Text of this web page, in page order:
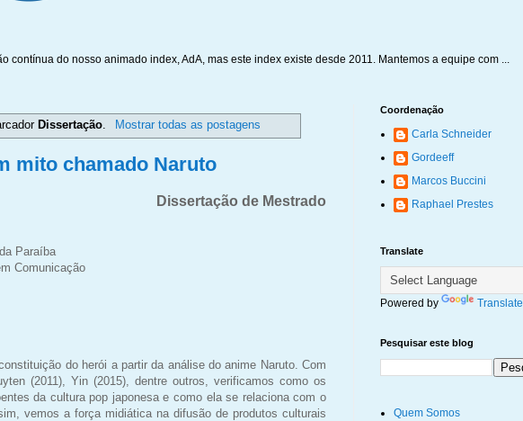
contínua do nosso animado index, AdA, mas este index existe desde 2011. Mantemos a equipe com ...
Dissertação Mostrar todas as postagens
mito chamado Naruto
Dissertação de Mestrado
Paraíba
Comunicação
do herói a partir da análise do anime Naruto. Com
(2011), Yin (2015), dentre outros, verificamos como os
da cultura pop japonesa e como ela se relaciona com o
vemos a força midiática na difusão de produtos culturais
Coordenação
Carla Schneider
Gordeeff
Marcos Buccini
Raphael Prestes
Translate
Powered by Translate
Pesquisar este blog
Quem Somos